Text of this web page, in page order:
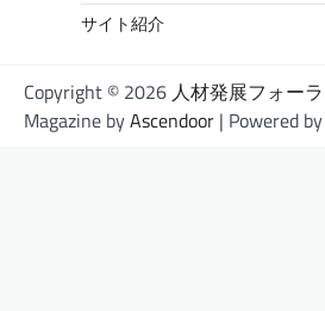
サイト紹介
Copyright © 2026 人材発展フォー
Magazine byAscendoor | Powered by